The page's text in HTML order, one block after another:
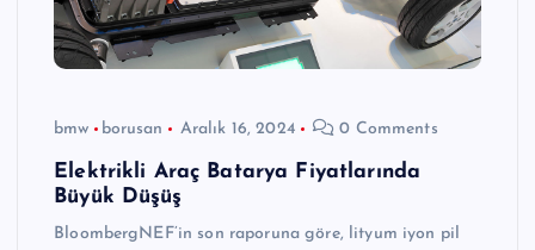
bmw borusan Aralık 16, 2024 0 Comments
Elektrikli Araç Batarya Fiyatlarında
Büyük Düşüş
BloombergNEF’in son raporuna göre, lityum iyon pil